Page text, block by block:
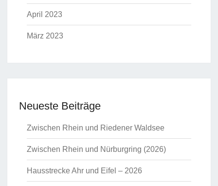
April 2023
März 2023
Neueste Beiträge
Zwischen Rhein und Riedener Waldsee
Zwischen Rhein und Nürburgring (2026)
Hausstrecke Ahr und Eifel – 2026